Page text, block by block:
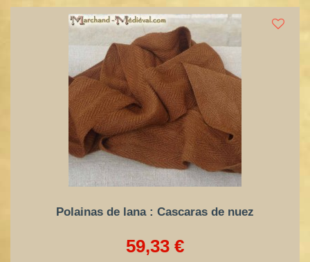
Polainas de lana : Cascaras de nuez
59,33 €